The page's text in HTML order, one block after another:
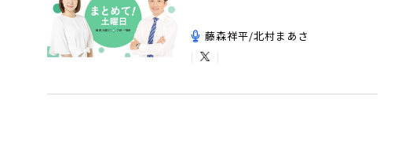
藤森祥平/北村まあさ